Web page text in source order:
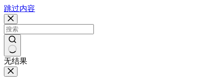
跳过内容
无结果